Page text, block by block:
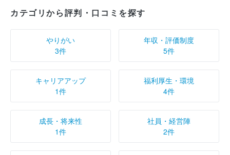
カテゴリから評判・口コミを探す
やりがい
3件
年収・評価制度
5件
キャリアアップ
1件
福利厚生・環境
4件
成長・将来性
1件
社員・経営陣
2件